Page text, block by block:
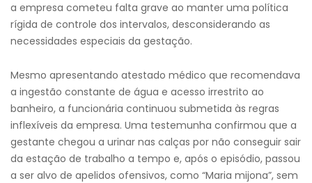
a empresa cometeu falta grave ao manter uma política
rígida de controle dos intervalos, desconsiderando as
necessidades especiais da gestação.
Mesmo apresentando atestado médico que recomendava
a ingestão constante de água e acesso irrestrito ao
banheiro, a funcionária continuou submetida às regras
inflexíveis da empresa. Uma testemunha confirmou que a
gestante chegou a urinar nas calças por não conseguir sair
da estação de trabalho a tempo e, após o episódio, passou
a ser alvo de apelidos ofensivos, como “Maria mijona”, sem